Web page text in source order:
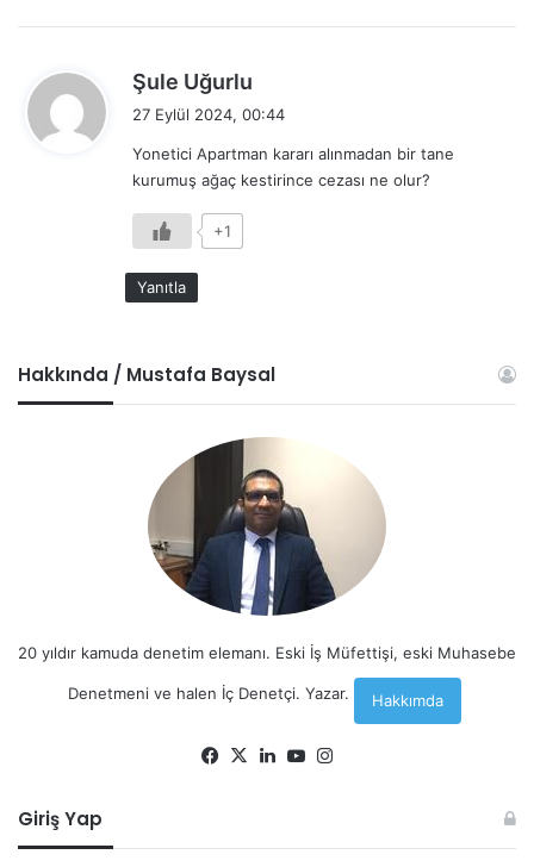
Şule Uğurlu
i
k
27 Eylül 2024, 00:44
Yonetici Apartman kararı alınmadan bir tane
kurumuş ağaç kestirince cezası ne olur?
+1
Yanıtla
Hakkında / Mustafa Baysal
20 yıldır kamuda denetim elemanı. Eski İş Müfettişi, eski Muhasebe
Denetmeni ve halen İç Denetçi. Yazar. Hakkımda
Facebook
X LinkedInYouTube
Giriş Yap